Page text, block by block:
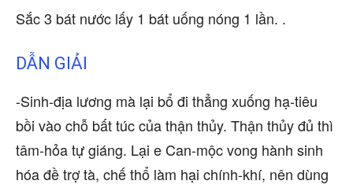
Sắc 3 bát nước lấy 1 bát uống nóng 1 lần. .
DẪN GIẢI
-Sinh-địa lương mà lại bổ đi thẳng xuống hạ-tiêu
bồi vào chỗ bất túc của thận thủy. Thận thủy đủ thì
tâm-hỏa tự giáng. Lại e Can-mộc vong hành sinh
hóa đề trợ tà, chế thổ làm hại chính-khí, nên dùng